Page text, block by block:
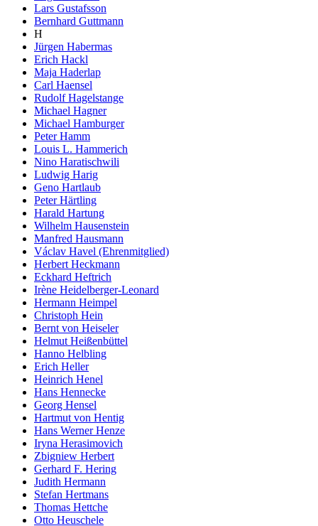
Lars Gustafsson
Bernhard Guttmann
H
Jürgen Habermas
Erich Hackl
Maja Haderlap
Carl Haensel
Rudolf Hagelstange
Michael Hagner
Michael Hamburger
Peter Hamm
Louis L. Hammerich
Nino Haratischwili
Ludwig Harig
Geno Hartlaub
Peter Härtling
Harald Hartung
Wilhelm Hausenstein
Manfred Hausmann
Václav Havel (Ehrenmitglied)
Herbert Heckmann
Eckhard Heftrich
Irène Heidelberger-Leonard
Hermann Heimpel
Christoph Hein
Bernt von Heiseler
Helmut Heißenbüttel
Hanno Helbling
Erich Heller
Heinrich Henel
Hans Hennecke
Georg Hensel
Hartmut von Hentig
Hans Werner Henze
Iryna Herasimovich
Zbigniew Herbert
Gerhard F. Hering
Judith Hermann
Stefan Hertmans
Thomas Hettche
Otto Heuschele